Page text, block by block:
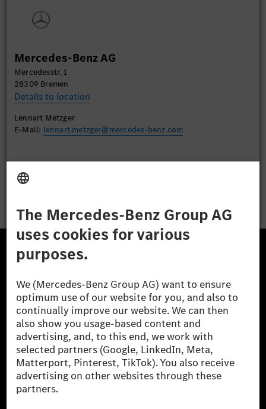
Mercedes-Benz AG
Mercedesstr. 1
28309 Bremen
Details to location
Lennart Metzger
E-Mail: lennart.metzger@mercedes-benz.com
The Mercedes-Benz Group AG (former Daimler AG) is
one of the world's most successful automotive
companies. With Mercedes-Benz AG, we are one of
the leading global suppliers of premium and luxury
cars and vans. Mercedes-Benz Mobility AG offers
financing, leasing, car subscription and car rental,
fleet management, digital services for charging and
payment, insurance brokerage, as well as innovative
mobility services.